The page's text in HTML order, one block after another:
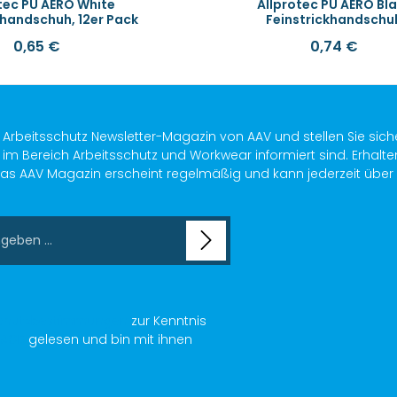
Wert ein oder benutze die
PU AERO White
12er Pack
Regulärer Preis:
0,65 €
Allprotec PU AERO
Regulärer Preis:
0,74 €
Newsletter-Magazin von AAV und stellen Sie
Bereich Arbeitsschutz und Workwear informiert sind.
AAV Magazin erscheint regelmäßig und kann jederzeit
zur Kenntnis
gelesen und bin mit ihnen